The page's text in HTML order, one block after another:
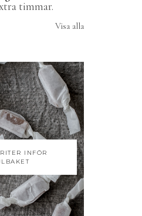
timmar.
Visa alla
INFÖR